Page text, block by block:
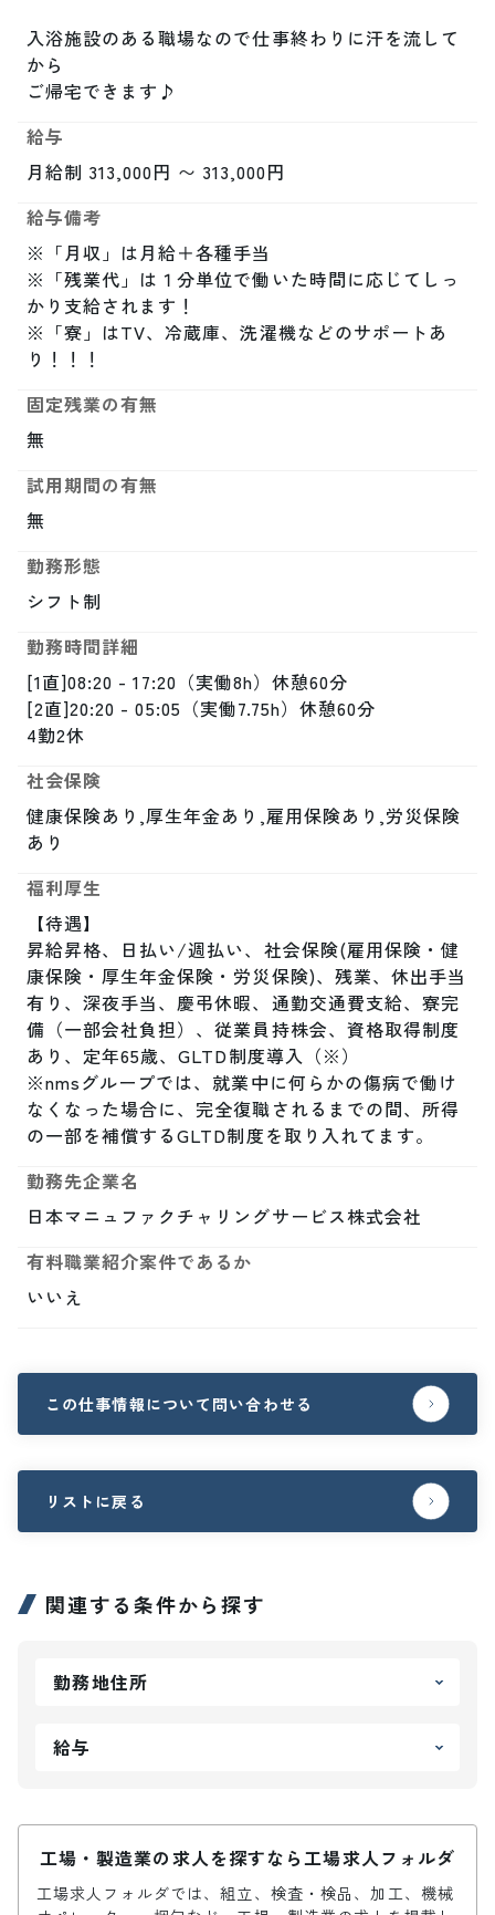
入浴施設のある職場なので仕事終わりに汗を流して
から
ご帰宅できます♪
給与
月給制 313,000円 〜 313,000円
給与備考
※「月収」は月給＋各種手当
※「残業代」は１分単位で働いた時間に応じてしっ
かり支給されます！
※「寮」はTV、冷蔵庫、洗濯機などのサポートあ
り！！！
固定残業の有無
無
試用期間の有無
無
勤務形態
シフト制
勤務時間詳細
[1直]08:20 - 17:20（実働8h）休憩60分
[2直]20:20 - 05:05（実働7.75h）休憩60分
4勤2休
社会保険
健康保険あり,厚生年金あり,雇用保険あり,労災保険
あり
福利厚生
【待遇】
昇給昇格、日払い/週払い、社会保険(雇用保険・健
康保険・厚生年金保険・労災保険)、残業、休出手当
有り、深夜手当、慶弔休暇、通勤交通費支給、寮完
備（一部会社負担）、従業員持株会、資格取得制度
あり、定年65歳、GLTD制度導入（※）
※nmsグループでは、就業中に何らかの傷病で働け
なくなった場合に、完全復職されるまでの間、所得
の一部を補償するGLTD制度を取り入れてます。
勤務先企業名
日本マニュファクチャリングサービス株式会社
有料職業紹介案件であるか
いいえ
この仕事情報について問い合わせる
リストに戻る
関連する条件から探す
勤務地住所
給与
工場・製造業の求人を探すなら工場求人フォルダ
工場求人フォルダでは、組立、検査・検品、加工、機械